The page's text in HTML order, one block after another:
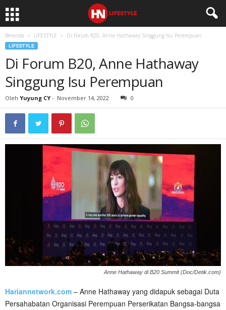
Beranda LIFESTYLE Di Forum B20, Anne Hathaway Singgung Isu Perempuan
LIFESTYLE
Di Forum B20, Anne Hathaway
Singgung Isu Perempuan
Oleh Yuyung CY - November 14, 2022 0
Anne Hathaway di B20 Summit (Doc/Detik.com)
Hariannetwork.com – Anne Hathaway yang didapuk sebagai Duta
Persahabatan Organisasi Perempuan Perserikatan Bangsa-bangsa